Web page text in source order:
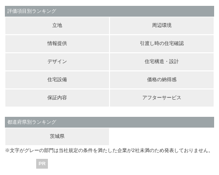
評価項目別ランキング
立地 周辺環境
情報提供 引渡し時の住宅確認
デザイン 住宅構造・設計
住宅設備 価格の納得感
保証内容 アフターサービス
都道府県別ランキング
茨城県
※文字がグレーの部門は当社規定の条件を満たした企業が2社未満のため発表しておりません。
PR